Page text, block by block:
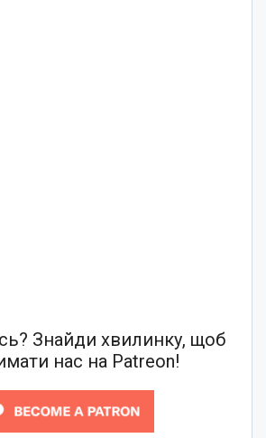
Знайди хвилинку, щоб
нас на Patreon!